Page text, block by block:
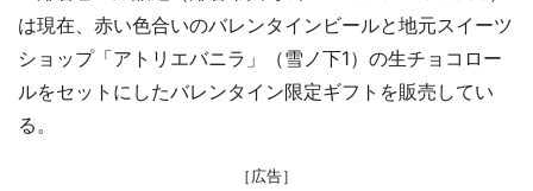
は現在、赤い色合いのバレンタインビールと地元スイーツ
ショップ「アトリエバニラ」（雪ノ下1）の生チョコロー
ルをセットにしたバレンタイン限定ギフトを販売してい
る。
［広告］